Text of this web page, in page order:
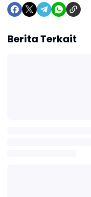
Berita Terkait